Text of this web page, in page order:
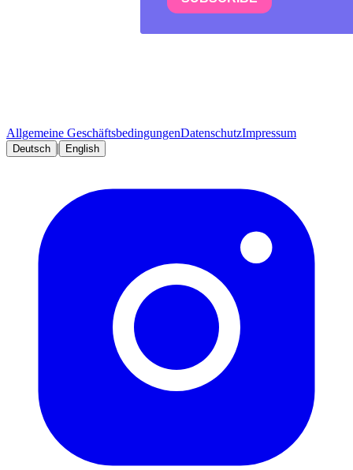
Allgemeine GeschäftsbedingungenDatenschutzImpressum
Deutsch | English